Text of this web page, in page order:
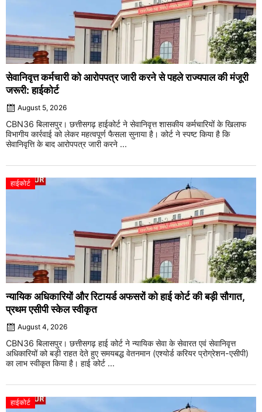
सेवानिवृत्त कर्मचारी को आरोपपत्र जारी करने से पहले राज्यपाल की मंजूरी
जरूरी: हाईकोर्ट
August 5, 2026
CBN36 बिलासपुर। छत्तीसगढ़ हाईकोर्ट ने सेवानिवृत्त शासकीय कर्मचारियों के खिलाफ
विभागीय कार्रवाई को लेकर महत्वपूर्ण फैसला सुनाया है। कोर्ट ने स्पष्ट किया है कि
सेवानिवृत्ति के बाद आरोपपत्र जारी करने ...
हाईकोर्ट
न्यायिक अधिकारियों और रिटायर्ड अफसरों को हाई कोर्ट की बड़ी सौगात,
प्रथम एसीपी स्केल स्वीकृत
August 4, 2026
CBN36 बिलासपुर। छत्तीसगढ़ हाई कोर्ट ने न्यायिक सेवा के सेवारत एवं सेवानिवृत्त
अधिकारियों को बड़ी राहत देते हुए समयबद्ध वेतनमान (एश्योर्ड करियर प्रोग्रेशन-एसीपी)
का लाभ स्वीकृत किया है। हाई कोर्ट ...
हाईकोर्ट